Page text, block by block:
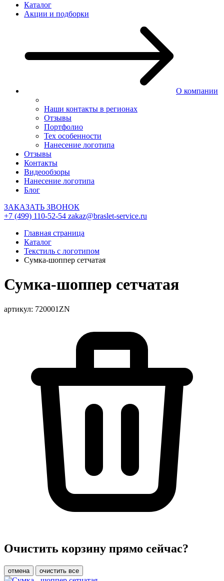
Каталог
Акции и подборки
О компании
Наши контакты в регионах
Отзывы
Портфолио
Тех особенности
Нанесение логотипа
Отзывы
Контакты
Видеообзоры
Нанесение логотипа
Блог
ЗАКАЗАТЬ ЗВОНОК
+7 (499) 110-52-54 zakaz@braslet-service.ru
Главная страница
Каталог
Текстиль с логотипом
Сумка-шоппер сетчатая
Сумка-шоппер сетчатая
артикул: 720001ZN
Очистить корзину прямо сейчас?
отмена очистить все